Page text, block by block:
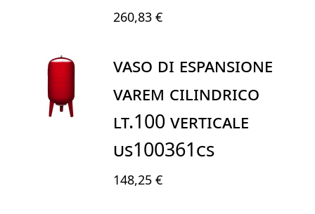
260,83 €
VASO DI ESPANSIONE
VAREM CILINDRICO
LT.100 VERTICALE
US100361CS
148,25 €